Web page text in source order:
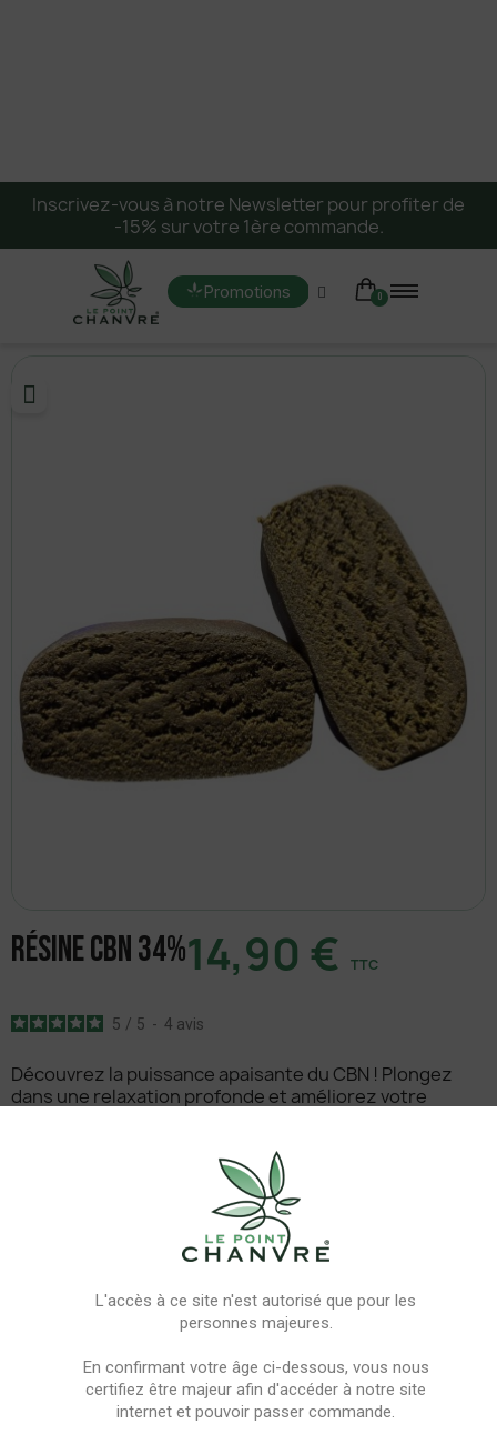
L'accès à ce site n'est autorisé que pour les
personnes majeures.
En confirmant votre âge ci-dessous, vous nous
certifiez être majeur afin d'accéder à notre site
internet et pouvoir passer commande.
Inscrivez-vous à notre Newsletter pour profiter de
-15% sur votre 1ère commande.
Promotions
Résine CBN 34%14,90 € TTC
5 / 5 - 4 avis
Découvrez la puissance apaisante du CBN ! Plongez
dans une relaxation profonde et améliorez votre
20g